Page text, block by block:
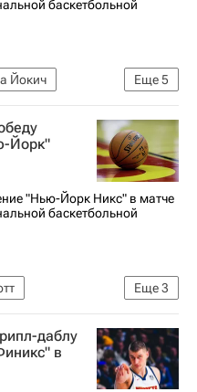
баскетбольной
Еще5
Йокич
Порзингис
Йорк"
"Нью-Йорк Никс" в матче
баскетбольной
Еще3
Никс НБА
даблу
в